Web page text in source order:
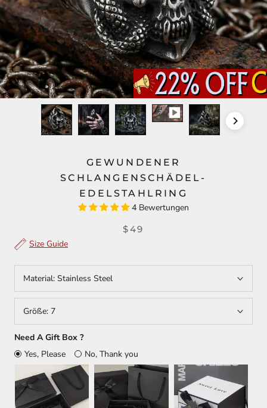
GEWUNDENER
SCHLANGENSCHÄDEL-
EDELSTAHLRING
4 Bewertungen
$49
Size Guide
Material: Stainless Steel
Größe: 7
Need A Gift Box ?
Yes, Please
No, Thank you